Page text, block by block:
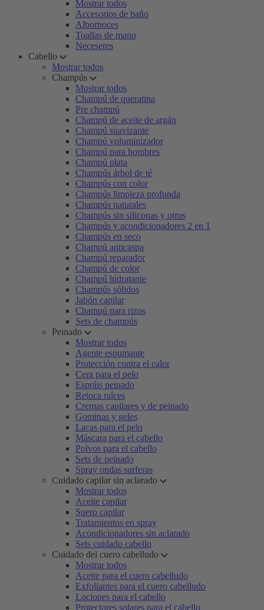
Mostrar todos
Accesorios de baño
Albornoces
Toallas de mano
Neceseres
Cabello
Mostrar todos
Champús
Mostrar todos
Champú de queratina
Pre champú
Champú de aceite de argán
Champú suavizante
Champú voluminizador
Champú para hombres
Champú plata
Champús árbol de té
Champús con color
Champús limpieza profunda
Champús naturales
Champús sin siliconas y otros
Champús y acondicionadores 2 en 1
Champús en seco
Champú anticaspa
Champú reparador
Champú de color
Champú hidratante
Champús sólidos
Jabón capilar
Champú para rizos
Sets de champús
Peinado
Mostrar todos
Agente espumante
Protección contra el calor
Cera para el pelo
Espráis peinado
Retoca raíces
Cremas capilares y de peinado
Gominas y geles
Lacas para el pelo
Máscara para el cabello
Polvos para el cabello
Sets de peinado
Spray ondas surferas
Cuidado capilar sin aclarado
Mostrar todos
Aceite capilar
Suero capilar
Tratamientos en spray
Acondicionadores sin aclarado
Sets cuidado cabello
Cuidado del cuero cabelludo
Mostrar todos
Aceite para el cuero cabelludo
Exfoliantes para el cuero cabelludo
Lociones para el cabello
Protectores solares para el cabello